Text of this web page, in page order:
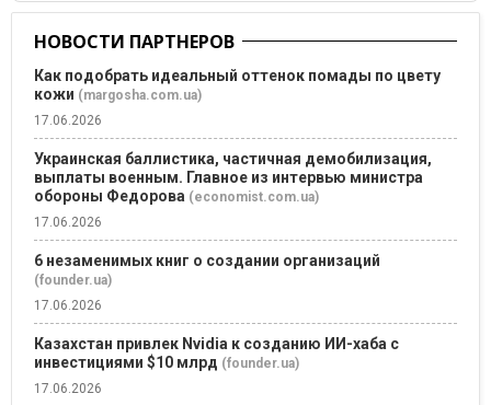
НОВОСТИ ПАРТНЕРОВ
Как подобрать идеальный оттенок помады по цвету
кожи (margosha.com.ua)
17.06.2026
Украинская баллистика, частичная демобилизация,
выплаты военным. Главное из интервью министра
обороны Федорова (economist.com.ua)
17.06.2026
6 незаменимых книг о создании организаций
(founder.ua)
17.06.2026
Казахстан привлек Nvidia к созданию ИИ-хаба с
инвестициями $10 млрд (founder.ua)
17.06.2026